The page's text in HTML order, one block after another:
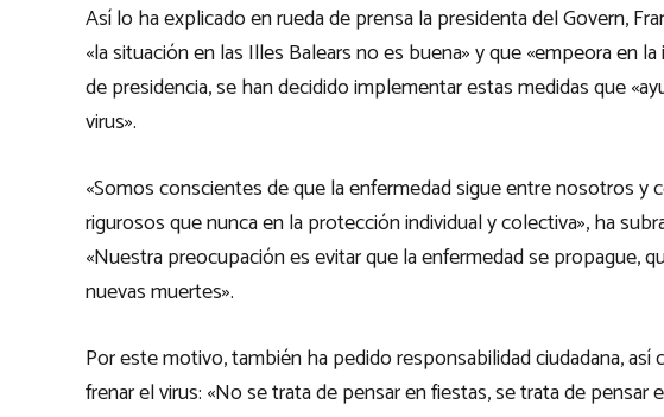
Así lo ha explicado en rueda de prensa la presidenta del Govern,
«la situación en las Illes Balears no es buena» y que «empeora en
de presidencia, se han decidido implementar estas medidas que
virus».
«Somos conscientes de que la enfermedad sigue entre nosotros y
rigurosos que nunca en la protección individual y colectiva», ha
«Nuestra preocupación es evitar que la enfermedad se propague,
nuevas muertes».
Por este motivo, también ha pedido responsabilidad ciudadana, así
frenar el virus: «No se trata de pensar en fiestas, se trata de